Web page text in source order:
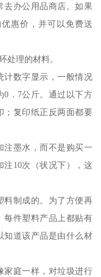
去办公用品商店。如果
惠价，并可以免费送
处理的材料。
计数字显示，一般情况
0．7公斤。通过以下方
；复印纸正反两面都要
注墨水，而不是购买一
注10次（状况下），这
料制成的。为了方便再
每件塑料产品上都贴有
知道该产品是由什么材
家庭一样，对垃圾进行